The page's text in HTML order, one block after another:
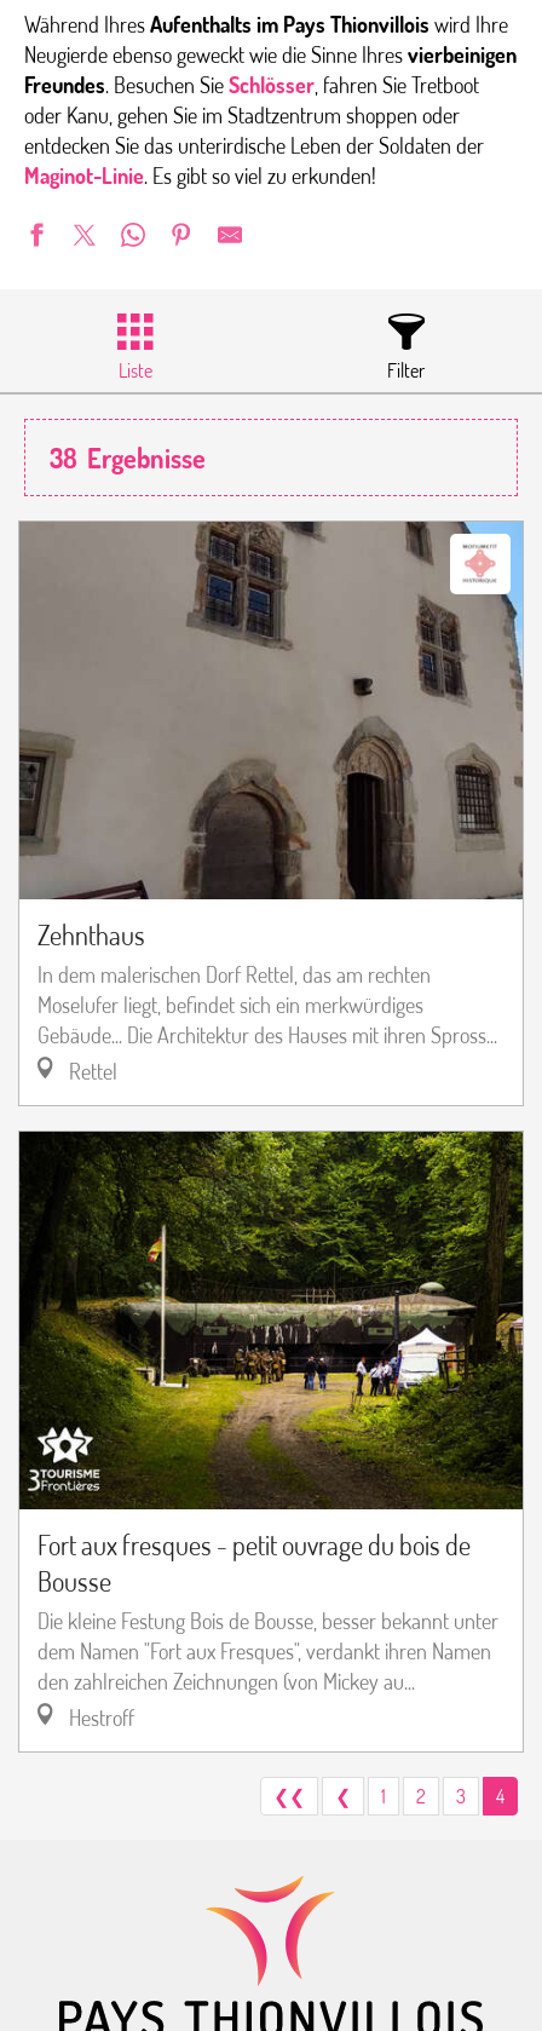
Während IhresAufenthalts im Pays Thionvillois wird Ihre
Neugierde ebenso geweckt wie die Sinne Ihresvierbeinigen
Freundes. Besuchen SieSchlösser , fahren Sie Tretboot
oder Kanu, gehen Sie im Stadtzentrum shoppen oder
entdecken Sie das unterirdische Leben der Soldaten der
Maginot-Linie. Es gibt so viel zu erkunden!
Liste Filter
38 Ergebnisse
Zehnthaus
In dem malerischen Dorf Rettel, das am rechten
Moselufer liegt, befindet sich ein merkwürdiges
Gebäude... Die Architektur des Hauses mit ihren Spross...
Rettel
Fort aux fresques - petit ouvrage du bois de
Bousse
Die kleine Festung Bois de Bousse, besser bekannt unter
dem Namen "Fort aux Fresques", verdankt ihren Namen
den zahlreichen Zeichnungen (von Mickey au...
Hestroff
❮❮ ❮ 1 2 3 4